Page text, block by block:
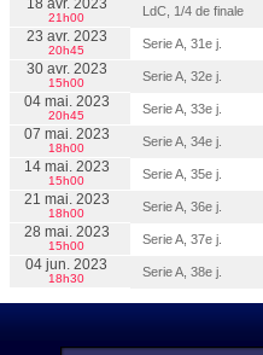
18 avr. 2023
21h00 LdC, 1/4 de finale
23 avr. 2023
20h45 Serie A, 31e j.
30 avr. 2023
15h00 Serie A, 32e j.
04 mai. 2023
20h45 Serie A, 33e j.
07 mai. 2023
18h00 Serie A, 34e j.
14 mai. 2023
15h00 Serie A, 35e j.
21 mai. 2023
18h00 Serie A, 36e j.
28 mai. 2023
15h00 Serie A, 37e j.
04 jun. 2023
18h30 Serie A, 38e j.